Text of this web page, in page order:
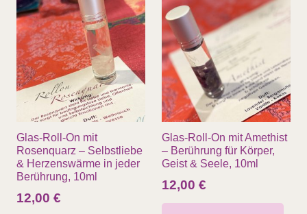
Glas-Roll-On mit
Rosenquarz – Selbstliebe
& Herzenswärme in jeder
Berührung, 10ml
12,00 €
Glas-Roll-On mit Amethist
– Berührung für Körper,
Geist & Seele, 10ml
12,00 €